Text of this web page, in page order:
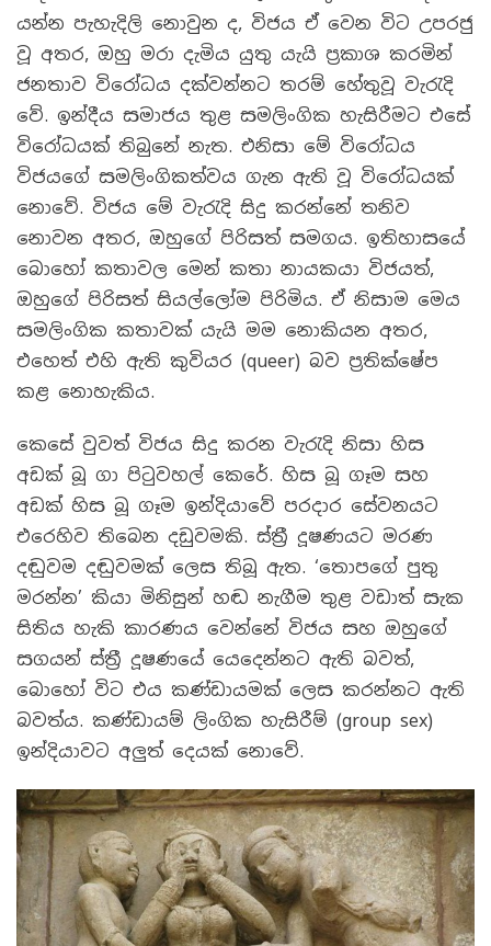
යන්න පැහැදිලි නොවුන ද, විජය ඒ වෙන විට උපරජු
වූ අතර, ඔහු මරා දැමිය යුතු යැයි ප්‍රකාශ කරමින්
ජනතාව විරෝධය දක්වන්නට තරම් හේතුවූ වැරැදි
වේ. ඉන්දීය සමාජය තුළ සමලිංගික හැසිරීමට එසේ
විරෝධයක් තිබුනේ නැත. එනිසා මේ විරෝධය
විජයගේ සමලිංගිකත්වය ගැන ඇති වූ විරෝධයක්
නොවේ. විජය මේ වැරැදි සිදු කරන්නේ තනිව
නොවන අතර, ඔහුගේ පිරිසත් සමගය. ඉතිහාසයේ
බොහෝ කතාවල මෙන් කතා නායකයා විජයත්,
ඔහුගේ පිරිසත් සියල්ලෝම පිරිමිය. ඒ නිසාම මෙය
සමලිංගික කතාවක් යැයි මම නොකියන අතර,
එහෙත් එහි ඇති කුවියර (queer) බව ප්‍රතික්ෂේප
කළ නොහැකිය.
කෙසේ වුවත් විජය සිදු කරන වැරැදි නිසා හිස
අඩක් බූ ගා පිටුවහල් කෙරේ. හිස බූ ගෑම සහ
අඩක් හිස බූ ගෑම ඉන්දියාවේ පරදාර සේවනයට
එරෙහිව තිබෙන දඩුවමකි. ස්ත්‍රී දූෂණයට මරණ
දඬුවම දඬුවමක් ලෙස තිබූ ඇත. ‘තොපගේ පුතු
මරන්න’ කියා මිනිසුන් හඬ නැගීම තුළ වඩාත් සැක
සිතිය හැකි කාරණය වෙන්නේ විජය සහ ඔහුගේ
සගයන් ස්ත්‍රී දූෂණයේ යෙදෙන්නට ඇති බවත්,
බොහෝ විට එය කණ්ඩායමක් ලෙස කරන්නට ඇති
බවත්ය. කණ්ඩායම් ලිංගික හැසිරීම් (group sex)
ඉන්දියාවට අලුත් දෙයක් නොවේ.